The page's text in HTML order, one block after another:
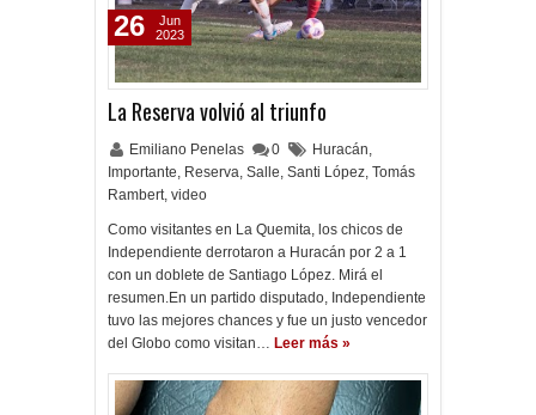
La Reserva volvió al triunfo
Emiliano Penelas 0 Huracán,
Importante, Reserva, Salle, Santi López, Tomás
Rambert, video
Como visitantes en La Quemita, los chicos de
Independiente derrotaron a Huracán por 2 a 1
con un doblete de Santiago López. Mirá el
resumen.En un partido disputado, Independiente
tuvo las mejores chances y fue un justo vencedor
del Globo como visitan… Leer más »
26
Jun
2023